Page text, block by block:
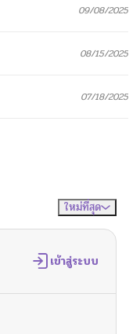
09/08/2025
08/15/2025
07/18/2025
ใหม่ที่สุด
เข้าสู่ระบบ